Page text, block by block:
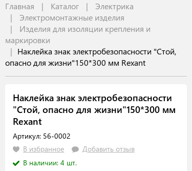
Главная Каталог
Электрика
Электромонтажные изделия
Изделия для изоляции крепления и
маркировки
Наклейка знак электробезопасности "Стой,
опасно для жизни"150*300 мм Rexant
Наклейка знак электробезопасности
"Стой, опасно для жизни"150*300 мм
Rexant
Артикул: 56-0002
В избранное
Добавить отзыв
В наличии: 4 шт.